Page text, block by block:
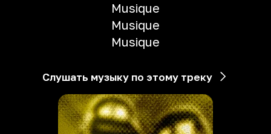
Musique
Musique
Musique
Слушать музыку по этому треку